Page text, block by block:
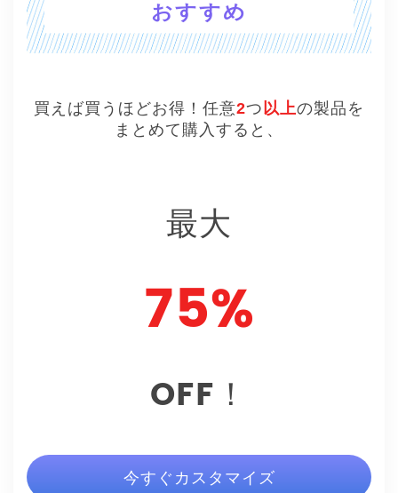
おすすめ
買えば買うほどお得！任意2つ以上の製品を
まとめて購入すると、
最大
75%
OFF！
今すぐカスタマイズ